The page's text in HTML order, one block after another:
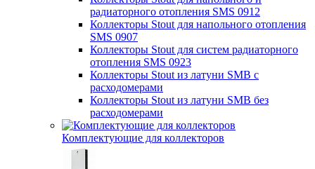
радиаторного отопления SMS 0912
Коллекторы Stout для напольного отопления
SMS 0907
Коллекторы Stout для систем радиаторного
отопления SMS 0923
Коллекторы Stout из латуни SMB с
расходомерами
Коллекторы Stout из латуни SMB без
расходомерами
Комплектующие для коллекторов